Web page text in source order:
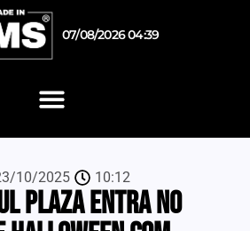
07/08/2026 04:39
10/2025 10:12
Plaza entra no